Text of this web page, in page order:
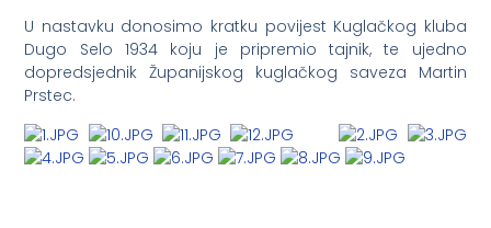
U nastavku donosimo kratku povijest Kuglačkog kluba
Dugo Selo 1934 koju je pripremio tajnik, te ujedno
dopredsjednik Županijskog kuglačkog saveza Martin
Prstec.